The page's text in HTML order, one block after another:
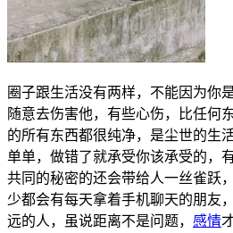
圈子跟生活没有两样，不能因为你
随意去伤害他，有些心伤，比任何
的所有东西都很纯净，是尘世的生
单单，做错了就承受你该承受的，
共同的秘密的还会带给人一丝雀跃
少都会有每天拿着手机聊天的朋友
远的人，虽说距离不是问题， 感情